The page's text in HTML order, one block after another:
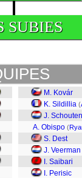
SUBIES
M. Kovár
K. Sildillia (
J. Schouten
A. Obispo (
S. Dest
J. Veerman
I. Saibari
I. Perisic